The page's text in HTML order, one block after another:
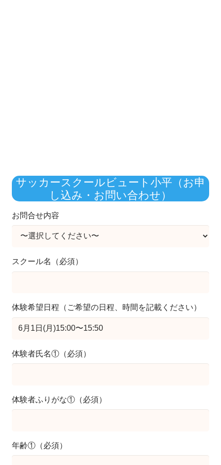
サッカースクールビュート小平（お申
し込み・お問い合わせ）
お問合せ内容
スクール名（必須）
体験希望日程（ご希望の日程、時間を記載ください）
体験者氏名①（必須）
体験者ふりがな①（必須）
年齢①（必須）